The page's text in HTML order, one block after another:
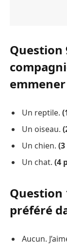
Question
Un reptile.
Un oiseau.
Un chien.
Un chat. (4
Question
préféré
Aucun.